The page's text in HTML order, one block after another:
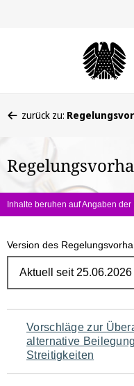
befinden
hier:
zurück zu:
Inhalte beruhen auf Angaben der
Version des
Navigation
für
Vorschläge zur
alternative
Streitigkeiten